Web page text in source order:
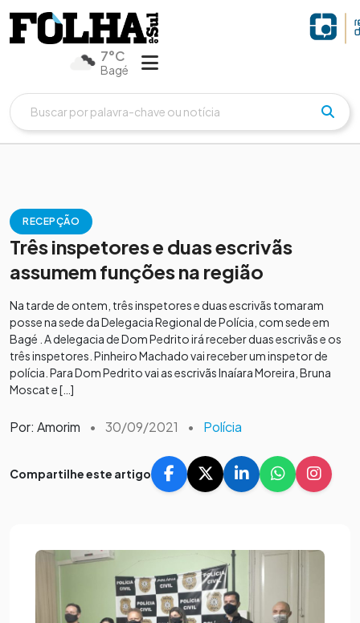
7°C
Bagé
RECEPÇÃO
Três inspetores e duas escrivãs
assumem funções na região
Na tarde de ontem, três inspetores e duas escrivãs tomaram
posse na sede da Delegacia Regional de Polícia, com sede em
Bagé . A delegacia de Dom Pedrito irá receber duas escrivãs e os
três inspetores. Pinheiro Machado vai receber um inspetor de
polícia. Para Dom Pedrito vai as escrivãs Inaíara Moreira, Bruna
Moscat e […]
Por: Amorim • 30/09/2021 • Polícia
Compartilhe este artigo